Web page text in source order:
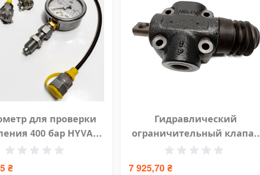
для проверки
400 бар HYVA
14745008
₴
Гидравлический
ограничительный клапан
(отсечной клапан) Hyva 2/2
120L3/4", 14720211
7 925,70 ₴